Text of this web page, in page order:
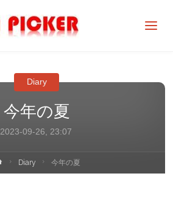
今年の夏
2023-09-26, 23:07
Diary
ホ
ー
Diary 今年の夏